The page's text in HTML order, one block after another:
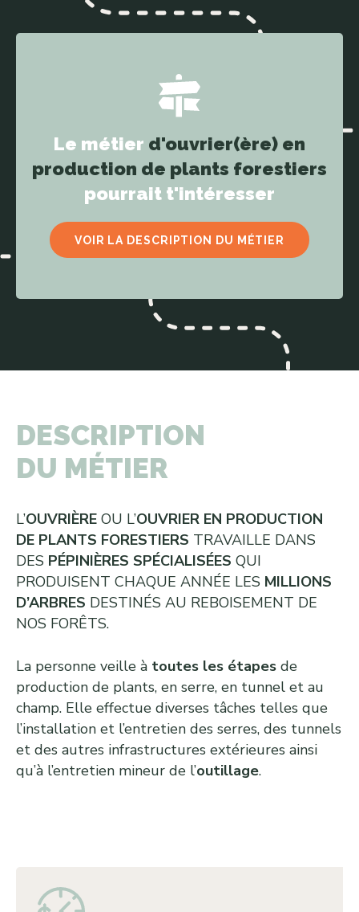
Le métier d'ouvrier(ère) en
production de plants forestiers
pourrait t'intéresser
VOIR LA DESCRIPTION DU MÉTIER
DESCRIPTION
DU MÉTIER
L’OUVRIÈRE OU L’OUVRIER EN PRODUCTION
DE PLANTS FORESTIERS TRAVAILLE DANS
DES PÉPINIÈRES SPÉCIALISÉES QUI
PRODUISENT CHAQUE ANNÉE LES MILLIONS
D’ARBRES DESTINÉS AU REBOISEMENT DE
NOS FORÊTS.
La personne veille à toutes les étapes de
production de plants, en serre, en tunnel et au
champ. Elle effectue diverses tâches telles que
l’installation et l’entretien des serres, des tunnels
et des autres infrastructures extérieures ainsi
qu’à l’entretien mineur de l’outillage.